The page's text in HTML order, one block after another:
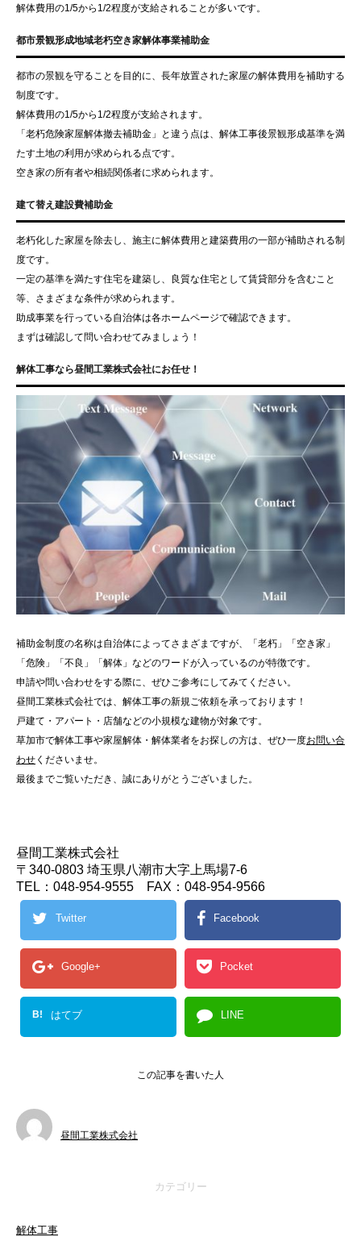
解体費用の1/5から1/2程度が支給されることが多いです。
都市景観形成地域老朽空き家解体事業補助金
都市の景観を守ることを目的に、長年放置された家屋の解体費用を補助する
制度です。
解体費用の1/5から1/2程度が支給されます。
「老朽危険家屋解体撤去補助金」と違う点は、解体工事後景観形成基準を満
たす土地の利用が求められる点です。
空き家の所有者や相続関係者に求められます。
建て替え建設費補助金
老朽化した家屋を除去し、施主に解体費用と建築費用の一部が補助される制
度です。
一定の基準を満たす住宅を建築し、良質な住宅として賃貸部分を含むこと
等、さまざまな条件が求められます。
助成事業を行っている自治体は各ホームページで確認できます。
まずは確認して問い合わせてみましょう！
解体工事なら昼間工業株式会社にお任せ！
補助金制度の名称は自治体によってさまざまですが、「老朽」「空き家」
「危険」「不良」「解体」などのワードが入っているのが特徴です。
申請や問い合わせをする際に、ぜひご参考にしてみてください。
昼間工業株式会社では、解体工事の新規ご依頼を承っております！
戸建て・アパート・店舗などの小規模な建物が対象です。
草加市で解体工事や家屋解体・解体業者をお探しの方は、ぜひ一度お問い合
わせ くださいませ。
最後までご覧いただき、誠にありがとうございました。
昼間工業株式会社
〒340-0803 埼玉県八潮市大字上馬場7-6
TEL：048-954-9555 FAX：048-954-9566
Twitter Facebook
Google+ Pocket
B! はてブ LINE
この記事を書いた人
昼間工業株式会社
カテゴリー
解体工事